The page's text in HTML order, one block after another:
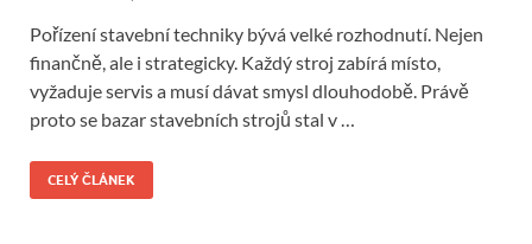
Pořízení stavební techniky bývá velké rozhodnutí. Nejen
finančně, ale i strategicky. Každý stroj zabírá místo,
vyžaduje servis a musí dávat smysl dlouhodobě. Právě
proto se bazar stavebních strojů stal v …
CELÝ ČLÁNEK